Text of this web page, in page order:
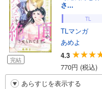
完結
さ...
TL
TLマンガ
あめよ
4.3
770円 (税込)
あらすじを表示する